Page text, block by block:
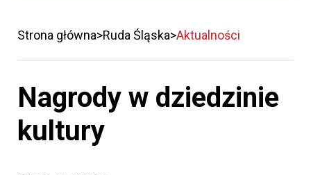
Strona główna Ruda Śląska Aktualności
Nagrody w dziedzinie
kultury